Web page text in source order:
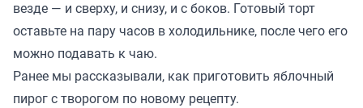
везде — и сверху, и снизу, и с боков. Готовый торт
оставьте на пару часов в холодильнике, после чего его
можно подавать к чаю.
Ранее мы рассказывали, как приготовить яблочный
пирог с творогом по новому рецепту.